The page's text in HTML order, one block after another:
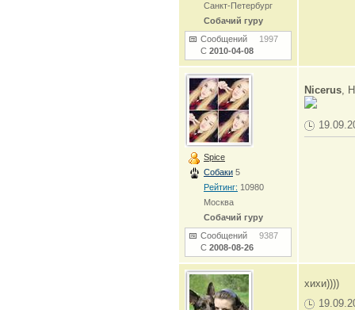
Санкт-Петербург
Собачий гуру
Сообщений 1997
С 2010-04-08
Spice
Собаки 5
Рейтинг: 10980
Москва
Собачий гуру
Сообщений 9387
С 2008-08-26
Nicerus,
хихи))))